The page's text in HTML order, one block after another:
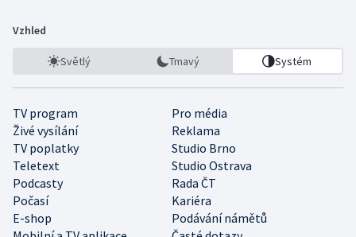
Vzhled
Světlý Tmavý Systém
TV program
Pro média
Živé vysílání
Reklama
TV poplatky
Studio Brno
Teletext
Studio Ostrava
Podcasty
Rada ČT
Počasí
Kariéra
E-shop
Podávání námětů